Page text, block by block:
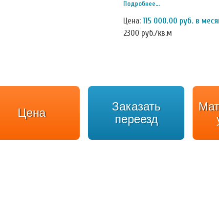
кондиционирования и
складское оборудования в
Подробнее...
Цена: 115 000.00 руб. в
2300 руб./кв.м
Цена
Заказать
переезд